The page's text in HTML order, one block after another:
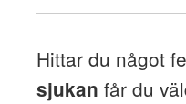
Hittar du något
sjukan får du